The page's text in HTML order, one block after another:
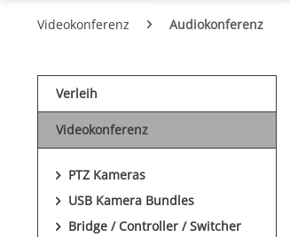
Videokonferenz Audiokonferenz
Verleih
Videokonferenz
PTZ Kameras
USB Kamera Bundles
Bridge / Controller / Switcher